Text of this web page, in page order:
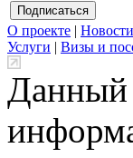
О проекте |
Услуги | Визы и
Данный